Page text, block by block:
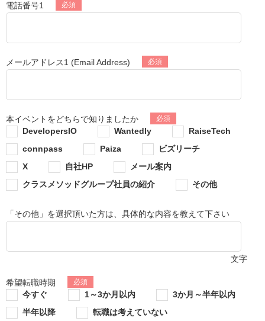
電話番号1
メールアドレス1 (Email Address)
本イベントをどちらで知りましたか
DevelopersIO
Wantedly
RaiseTech
connpass
Paiza
ビズリーチ
X
自社HP
メール案内
クラスメソッドグループ社員の紹介
その他
「その他」を選択頂いた方は、具体的な内容を教えて下さい
文字
希望転職時期
今すぐ
1～3か月以内
3か月～半年以内
半年以降
転職は考えていない